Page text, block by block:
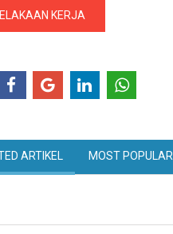
KERJA
ARTIKEL MOST POPULAR